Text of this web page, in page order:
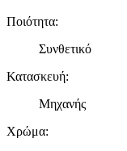
Ποιότητα:
Συνθετικό
Κατασκευή:
Μηχανής
Χρώμα: